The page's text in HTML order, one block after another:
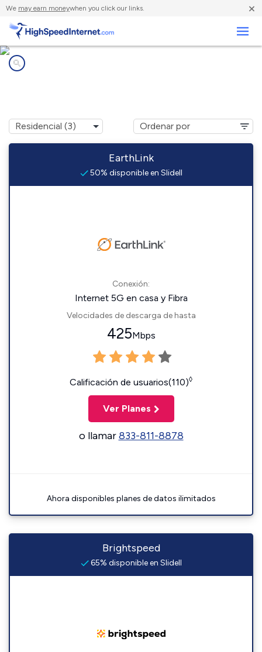
We may earn moneywhen you click our links. ×
EarthLink
50% disponible en Slidell
Conexión:
Internet 5G en casa y Fibra
Velocidades de descarga de hasta
425Mbps
Calificación de usuarios(110)◊
Ver Planes
o llamar833-811-8878
Ahora disponibles planes de datos ilimitados
Brightspeed
65% disponible en Slidell